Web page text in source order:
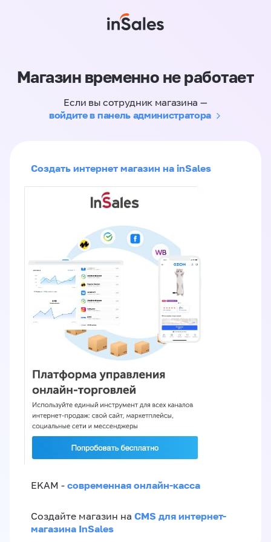
Магазин временно не работает
Если вы сотрудник магазина —
войдите в панель администратора
Создать интернет магазин на inSales
EKAM - современная онлайн-касса
Создайте магазин на CMS для интернет-
магазина InSales